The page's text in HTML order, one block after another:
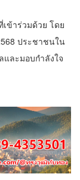
ข้าร่วมด้วย โดย
ประชาชนใน
ละมอบกำลังใจ